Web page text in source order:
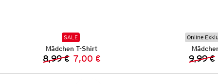
SALE
Mädchen T-Shirt
Vorheriger Preis:
8,99 € Neuer Preis:
7,00 €
Online
9,99 €